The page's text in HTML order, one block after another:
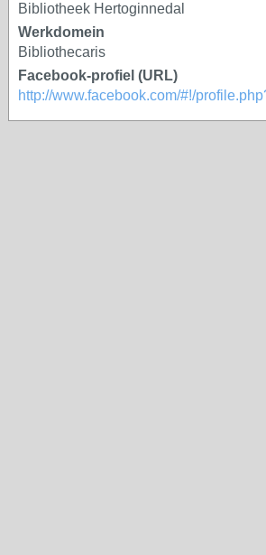
Bibliotheek Hertoginnedal
Werkdomein
Bibliothecaris
Facebook-profiel (URL)
http://www.facebook.com/#!/